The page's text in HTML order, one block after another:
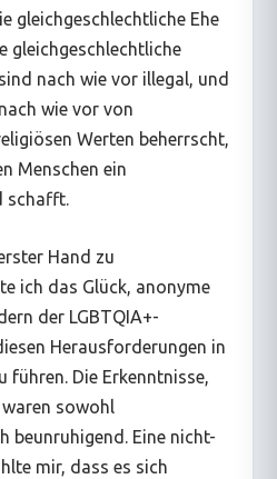
gleichgeschlechtliche Ehe
gleichgeschlechtliche
nach wie vor illegal, und
wie vor von
Werten beherrscht,
Menschen ein
schafft.
Hand zu
ich das Glück, anonyme
der LGBTQIA+-
Herausforderungen in
führen. Die Erkenntnisse,
sowohl
beunruhigend. Eine nicht-
mir, dass es sich